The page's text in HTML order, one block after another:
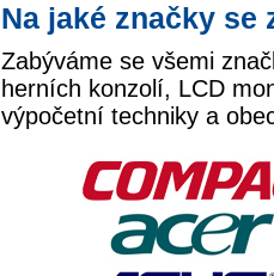
Na jaké značky se
Zabýváme se všemi
herních konzolí, LCD
výpočetní techniky a